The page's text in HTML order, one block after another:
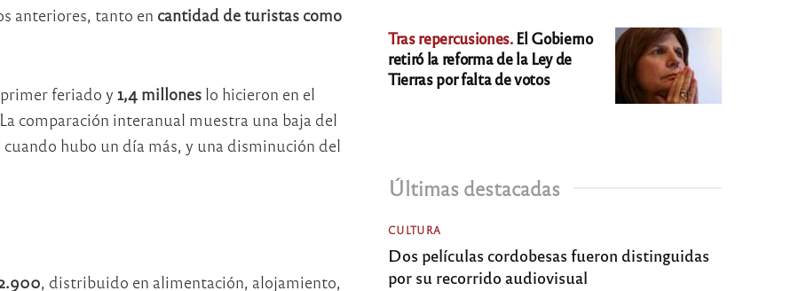
anteriores, tanto en cantidad de turistas como
feriado y 1,4 milloneslo hicieron en el
comparación interanual muestra una baja del
hubo un día más, y una disminución del
, distribuido en alimentación, alojamiento,
Tras repercusiones.El Gobierno
retiró la reforma de la Ley de
Tierras por falta de votos
Últimas destacadas
CULTURA
Dos películas cordobesas fueron distinguidas
por su recorrido audiovisual